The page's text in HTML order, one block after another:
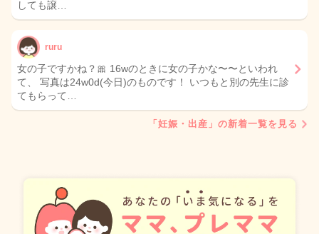
しても譲…
ruru
女の子ですかね？🎀 16wのときに女の子かな〜〜といわれ
て、 写真は24w0d(今日)のものです！ いつもと別の先生に診
てもらって…
「妊娠・出産」の新着一覧を見る